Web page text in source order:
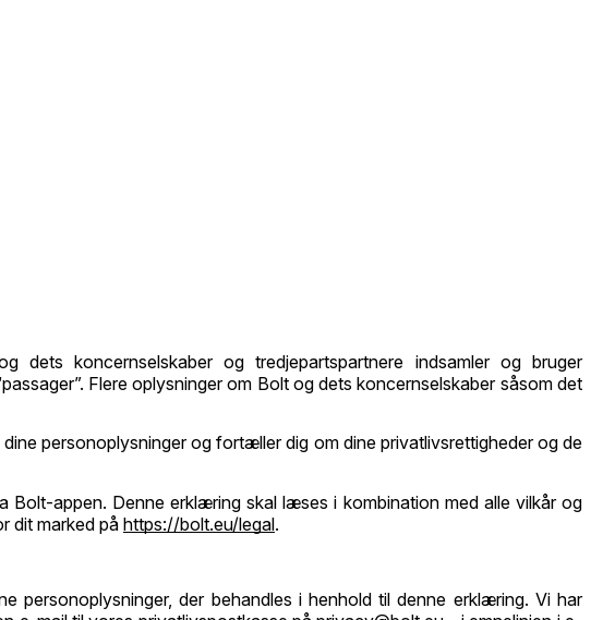
dets koncernselskaber og tredjepartspartnere indsamler og bruger
Flere oplysninger om Bolt og dets koncernselskaber såsom det
personoplysninger og fortæller dig om dine privatlivsrettigheder og de
appen. Denne erklæring skal læses i kombination med alle vilkår og
dit marked påhttps://bolt.eu/legal.
personoplysninger, der behandles i henhold til denne erklæring. Vi har